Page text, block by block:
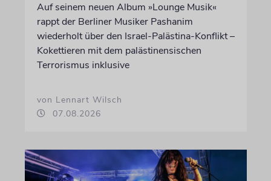
Auf seinem neuen Album »Lounge Musik«
rappt der Berliner Musiker Pashanim
wiederholt über den Israel-Palästina-Konflikt –
Kokettieren mit dem palästinensischen
Terrorismus inklusive
von Lennart Wilsch
07.08.2026